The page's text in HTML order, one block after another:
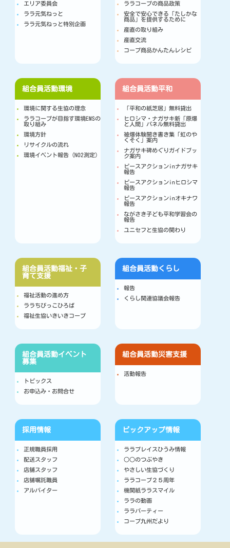
エリア委員会
ララ元気ねっと
ララ元気ねっと特別企画
ララコープの商品政策
安全で安心できる「たしかな
商品」を提供するために
産直の取り組み
産直交流
コープ商品かんたんレシピ
組合員活動環境
環境に関する生協の理念
ララコープが目指す環境EMSの
取り組み
環境方針
リサイクルの流れ
環境イベント報告（NO2測定）
組合員活動平和
「平和の紙芝居」無料貸出
ヒロシマ・ナガサキ新「原爆
と人間」パネル無料貸出
被爆体験聞き書き集「虹のや
くそく」案内
ナガサキ碑めぐりガイドブッ
ク案内
ピースアクションinナガサキ
報告
ピースアクションinヒロシマ
報告
ピースアクションinオキナワ
報告
ながさき子ども平和学習会の
報告
ユニセフと生協の関わり
組合員活動福祉・子
育て支援
福祉活動の進め方
ララちびっこひろば
福祉生協いきいきコープ
組合員活動くらし
報告
くらし関連協議会報告
組合員活動イベント
募集
トピックス
お申込み・お問合せ
組合員活動災害支援
活動報告
採用情報
正規職員採用
配送スタッフ
店舗スタッフ
店舗嘱託職員
アルバイター
ピックアップ情報
ララプレイスひうみ情報
○○のつぶやき
やさしい生協づくり
ララコープ２５周年
機関紙ララスマイル
ララの動画
ララパーティー
コープ九州だより